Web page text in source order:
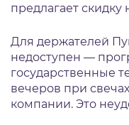
предлагает скидку
Для держателей
недоступен —
государственные
вечеров при
компании. Это